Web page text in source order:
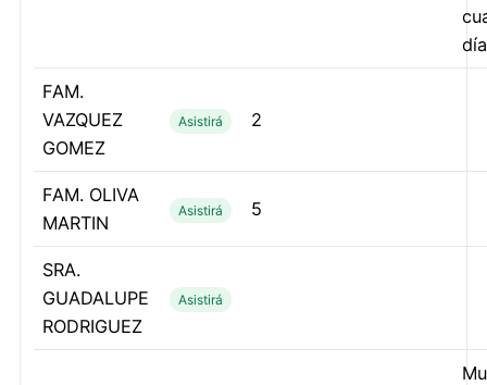
FAM.
VAZQUEZ
GOMEZ
Asistirá 2
FAM. OLIVA
MARTIN
Asistirá 5
SRA.
GUADALUPE
RODRIGUEZ
Asistirá